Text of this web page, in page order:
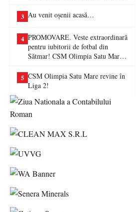
3 Au venit oșenii acasă…
4 PROMOVARE. Veste extraordinară
pentru iubitorii de fotbal din
Sătmar! CSM Olimpia Satu Mare
5 CSM Olimpia Satu Mare revine în
Liga 2!